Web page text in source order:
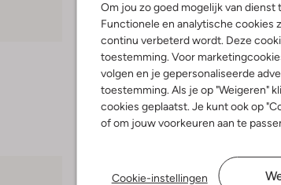
Om jou zo goed mogelijk van
Functionele en analytische cookies
continu verbeterd wordt. Deze
toestemming. Voor
volgen en je gepersonaliseerde
toestemming. Als je op "Weigeren"
cookies geplaatst. Je kunt ook op
of om jouw voorkeuren aan te
Cookie-instellingen
Laatste items
-20%
Blundstone
Boots
€ 239,99 € 191,99